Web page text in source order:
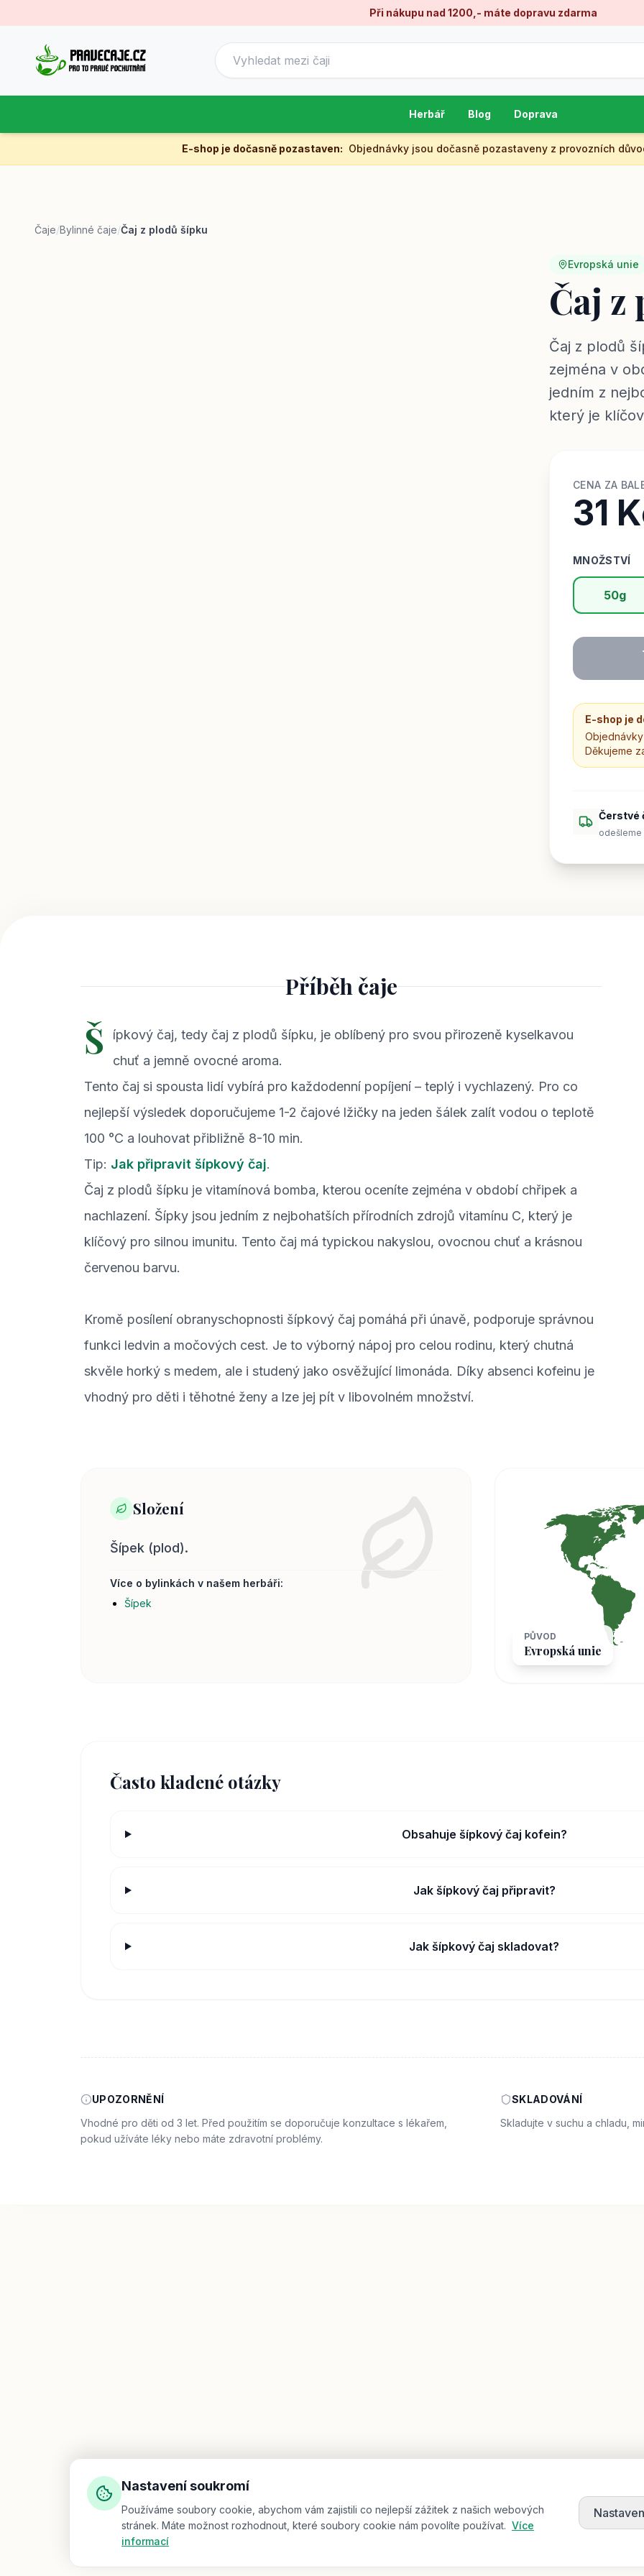
Při nákupu nad 1200,- máte dopravu zdarma
Herbář Blog Doprava
E-shop je dočasně pozastaven: Objednávky jsou dočasně pozastaveny z provozních
Čaje/Bylinné čaje/Čaj z plodů šípku
Evropská unie
Čaj z
Čaj z plodů
zejména v
jedním z
který je
CENA ZA
31
MNOŽSTVÍ
50g
E-shop je
Děkujeme
Čerstvé
odešleme
Příběh čaje
Š
ípkový čaj, tedy čaj z plodů šípku, je oblíbený pro svou přirozeně kyselkavou
chuť a jemně ovocné aroma.
Tento čaj si spousta lidí vybírá pro každodenní popíjení – teplý i vychlazený. Pro co
nejlepší výsledek doporučujeme 1-2 čajové lžičky na jeden šálek zalít vodou o teplotě
100 °C a louhovat přibližně 8-10 min.
Tip: Jak připravit šípkový čaj.
Čaj z plodů šípku je vitamínová bomba, kterou oceníte zejména v období chřipek a
nachlazení. Šípky jsou jedním z nejbohatších přírodních zdrojů vitamínu C, který je
klíčový pro silnou imunitu. Tento čaj má typickou nakyslou, ovocnou chuť a krásnou
červenou barvu.
Kromě posílení obranyschopnosti šípkový čaj pomáhá při únavě, podporuje správnou
funkci ledvin a močových cest. Je to výborný nápoj pro celou rodinu, který chutná
skvěle horký s medem, ale i studený jako osvěžující limonáda. Díky absenci kofeinu je
vhodný pro děti i těhotné ženy a lze jej pít v libovolném množství.
Složení
Šípek (plod).
Více o bylinkách v našem herbáři:
Šípek
PŮVOD
Evropská unie
Často kladené otázky
Obsahuje šípkový čaj kofein?
Jak šípkový čaj připravit?
Jak šípkový čaj skladovat?
UPOZORNĚNÍ
Vhodné pro děti od 3 let. Před použitím se doporučuje konzultace s lékařem,
pokud užíváte léky nebo máte zdravotní problémy.
SKLADOVÁNÍ
Skladujte v suchu a chladu,
Nastavení soukromí
Používáme soubory cookie, abychom vám zajistili co nejlepší zážitek z našich webových
stránek. Máte možnost rozhodnout, které soubory cookie nám povolíte používat. Více
informací